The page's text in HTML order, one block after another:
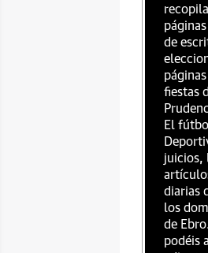
de
fiestas
El
juicios,
diarias
los
de
podéis